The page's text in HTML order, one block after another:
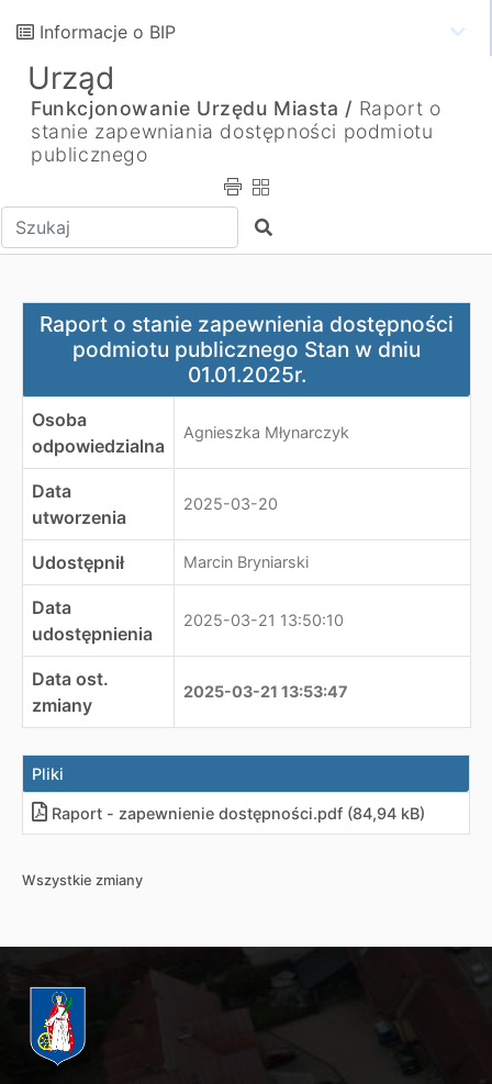
Informacje o BIP
Urząd
Funkcjonowanie Urzędu Miasta / Raport o
stanie zapewniania dostępności podmiotu
publicznego
Wpisz tekst do wyszukania Szukaj
Raport o stanie zapewnienia dostępności podmiotu
Raport o stanie zapewnienia dostępności
podmiotu publicznego Stan w dniu
01.01.2025r.
Osoba
odpowiedzialna
Agnieszka Młynarczyk
Data
utworzenia
2025-03-20
Udostępnił Marcin Bryniarski
Data
udostępnienia
2025-03-21 13:50:10
Data ost.
zmiany
2025-03-21 13:53:47
Pliki
Raport - zapewnienie dostępności.pdf (84,94 kB)
Wszystkie zmiany